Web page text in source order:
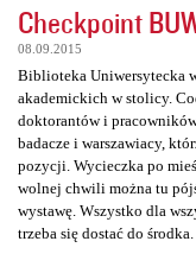
Checkpoint
08.09.2015
Biblioteka Uniwersytecka
akademickich w stolicy.
doktorantów i
badacze i warszawiacy,
pozycji. Wycieczka po
wolnej chwili można tu
wystawę. Wszystko dla
trzeba się dostać do środka.